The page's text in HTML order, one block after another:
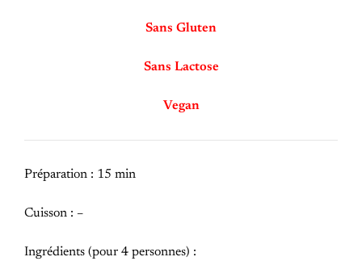
Sans Gluten
Sans Lactose
Vegan
Préparation : 15 min
Cuisson : –
Ingrédients (pour 4 personnes) :